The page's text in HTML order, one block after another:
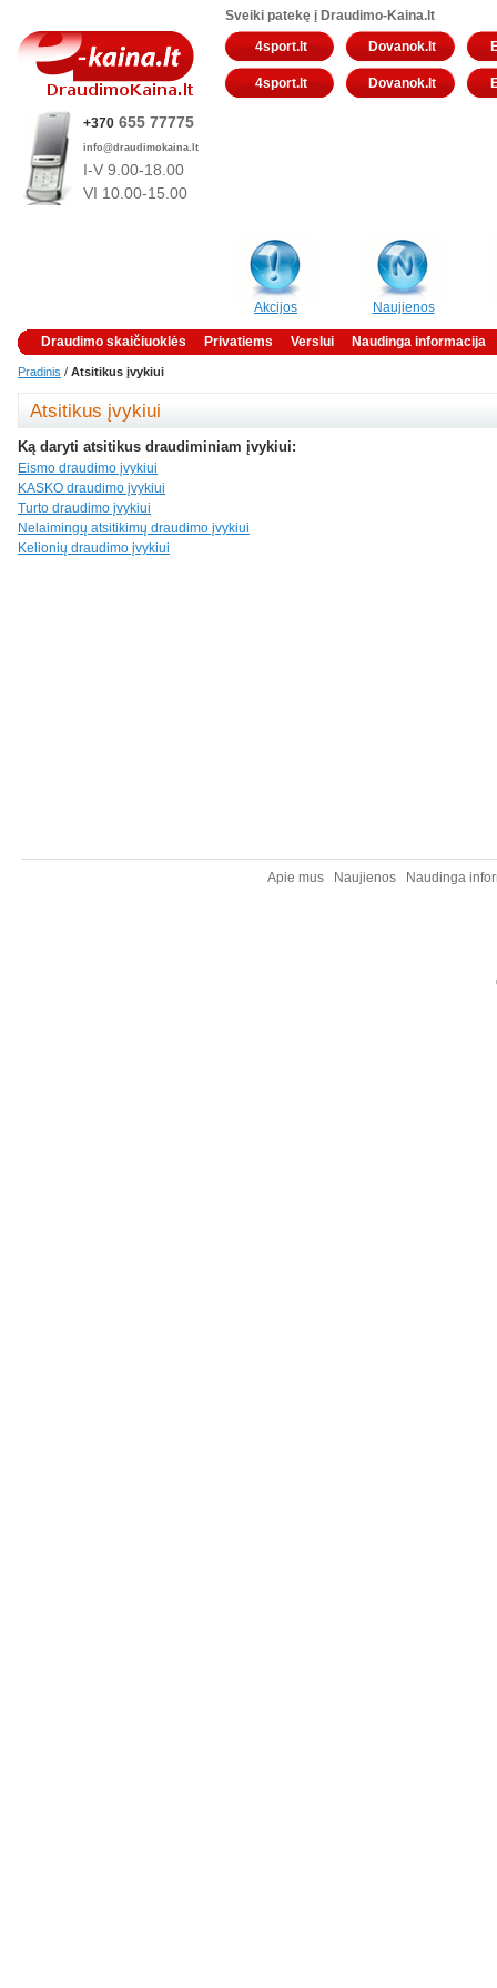
Sveiki patekę į Draudimo-Kaina.lt
4sport.lt
Dovanok.lt
4sport.lt Dovanok.lt
+370 655 77775
info@draudimokaina.lt
I-V 9.00-18.00
VI 10 .00-15.00
Akcijos Naujienos
Draudimo skaičiuoklės Privatiems Verslui Naudinga informacija
Pradinis / Atsitikus įvykiui
Atsitikus įvykiui
Ką daryti atsitikus draudiminiam įvykiui:
Eismo draudimo įvykiui
KASKO draudimo įvykiui
Turto draudimo įvykiui
Nelaimingų atsitikimų draudimo įvykiui
Kelionių draudimo įvykiui
Apie mus Naujienos Naudinga